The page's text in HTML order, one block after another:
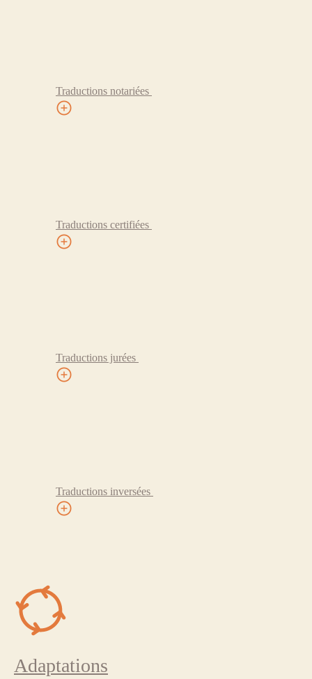
Traductions notariées
Traductions certifiées
Traductions jurées
Traductions inversées
Adaptations